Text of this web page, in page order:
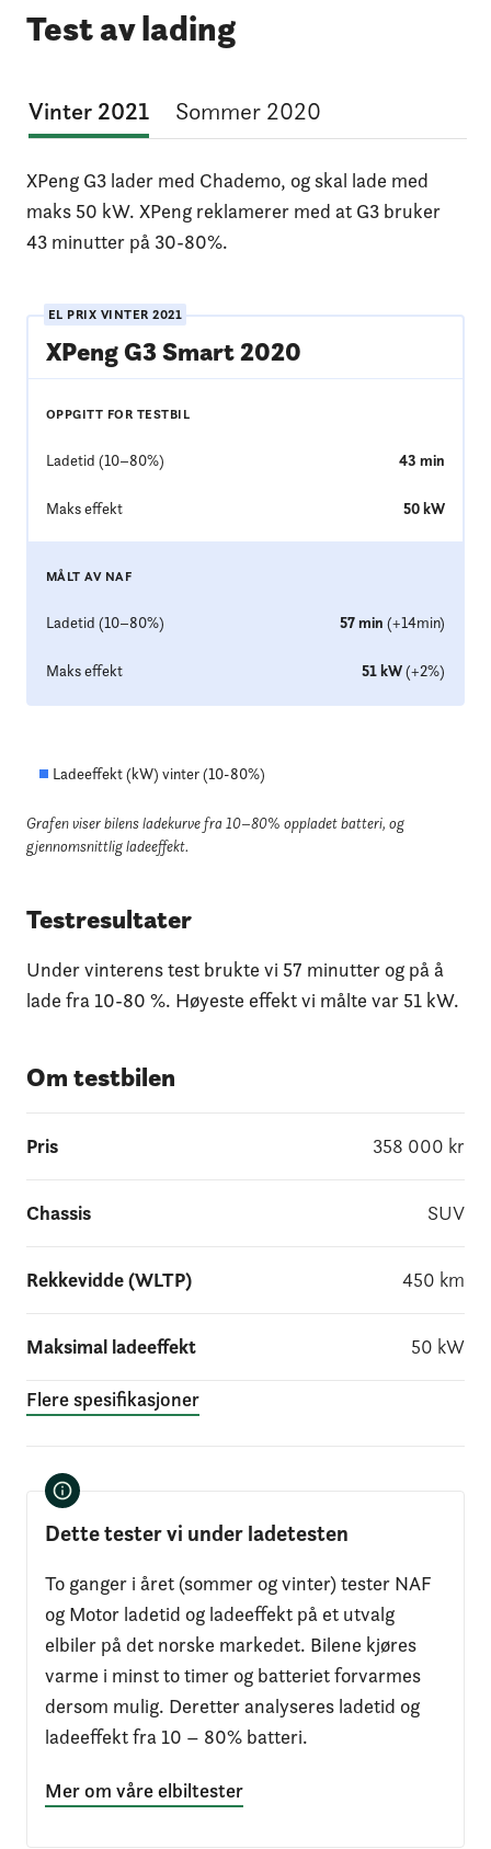
Test av lading
Vinter 2021 Sommer 2020
XPeng G3 lader med Chademo, og skal lade med
maks 50 kW. XPeng reklamerer med at G3 bruker
43 minutter på 30-80%.
EL PRIX VINTER 2021
XPeng G3 Smart 2020
OPPGITT FOR TESTBIL
Ladetid (10–80%) 43 min
Maks effekt 50kW
MÅLT AV NAF
Ladetid (10–80%) 57min (+14min)
Maks effekt 51kW(+2%)
Ladeeffekt (kW) vinter (10-80%)
Grafen viser bilens ladekurve fra 10–80% oppladet batteri, og
gjennomsnittlig ladeeffekt.
Testresultater
Under vinterens test brukte vi 57 minutter og på å
lade fra 10-80 %. Høyeste effekt vi målte var 51 kW.
Om testbilen
Pris 358 000 kr
Chassis SUV
Rekkevidde (WLTP) 450 km
Maksimal ladeeffekt 50 kW
Flere spesifikasjoner
Dette tester vi under ladetesten
To ganger i året (sommer og vinter) tester NAF
og Motor ladetid og ladeeffekt på et utvalg
elbiler på det norske markedet. Bilene kjøres
varme i minst to timer og batteriet forvarmes
dersom mulig. Deretter analyseres ladetid og
ladeeffekt fra 10 – 80% batteri.
Mer om våre elbiltester